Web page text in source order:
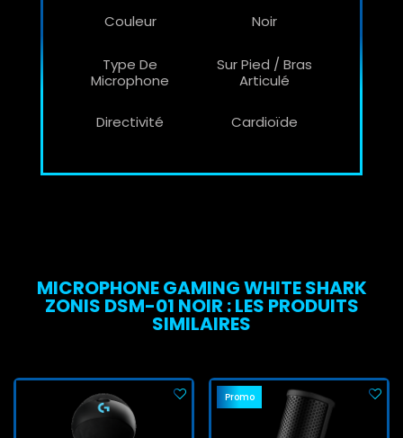
Couleur Noir
Type De
Microphone
Sur Pied / Bras
Articulé
Directivité Cardioïde
MICROPHONE GAMING WHITE SHARK
ZONIS DSM-01 NOIR : LES PRODUITS
SIMILAIRES
Promo